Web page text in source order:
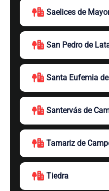
Saelices de
San Pedro de
Santa Eufemia
Santervás de
Tamariz de
Tiedra